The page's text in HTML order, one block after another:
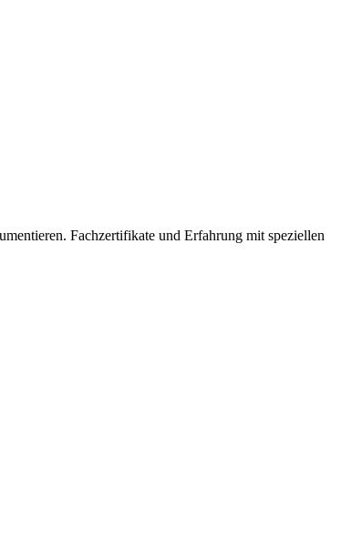
Fachzertifikate und Erfahrung mit speziellen